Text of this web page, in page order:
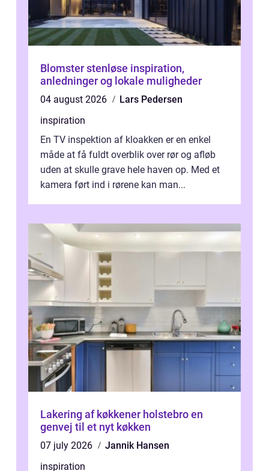
Blomster stenløse inspiration,
anledninger og lokale muligheder
04 august 2026
Lars Pedersen
inspiration
En TV inspektion af kloakken er en enkel
måde at få fuldt overblik over rør og afløb
uden at skulle grave hele haven op. Med et
kamera ført ind i rørene kan man...
Lakering af køkkener holstebro en
genvej til et nyt køkken
07 july 2026
Jannik Hansen
inspiration